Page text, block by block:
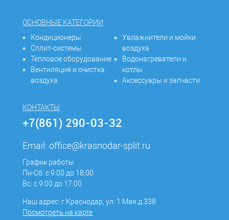
ОСНОВНЫЕ КАТЕГОРИИ
Кондиционеры
Сплит-системы
Тепловое оборудование
Вентиляция и очистка
воздуха
Увлажнители и мойки
воздуха
Водонагреватели и
котлы
Аксессуары и запчасти
КОНТАКТЫ
+7(861) 290-03-32
Email:office@krasnodar-split.ru
График работы
Пн-Сб: с 9:00 до 18:00
Вс: с 9:00 до 17:00
Наш адрес: г.Краснодар, ул. 1 Мая д.338
Посмотреть на карте